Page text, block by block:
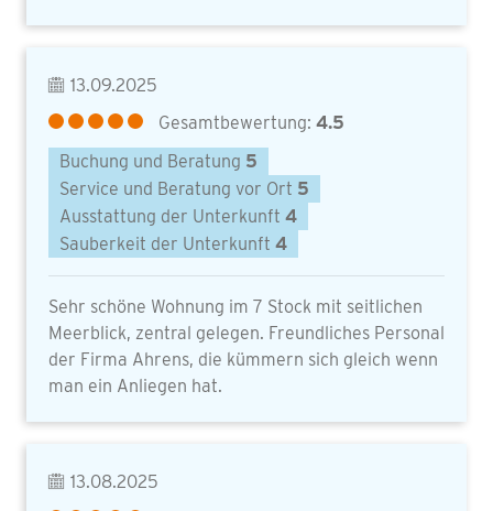
13.09.2025
Gesamtbewertung: 4.5
Buchung und Beratung 5
Service und Beratung vor Ort 5
Ausstattung der Unterkunft 4
Sauberkeit der Unterkunft 4
Sehr schöne Wohnung im 7 Stock mit seitlichen
Meerblick, zentral gelegen. Freundliches Personal
der Firma Ahrens, die kümmern sich gleich wenn
man ein Anliegen hat.
13.08.2025